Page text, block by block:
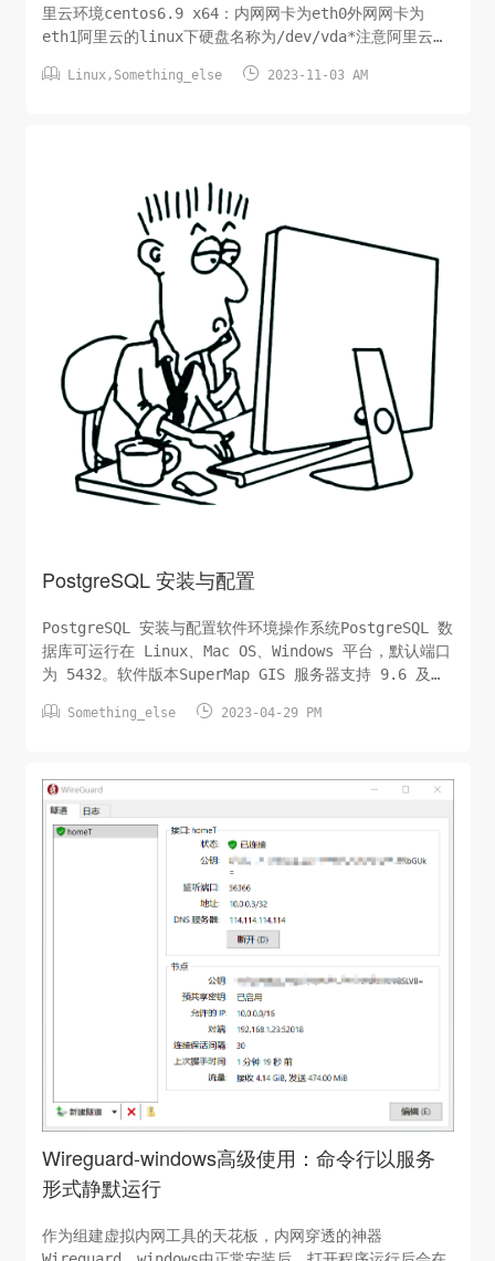
里云环境centos6.9 x64：内网网卡为eth0外网网卡为
eth1阿里云的linux下硬盘名称为/dev/vda*注意阿里云的
ROS：chr-6.39.2.img版本内网网卡为ether1外网网卡为
 Linux , Something_else  2023-11-03 AM
PostgreSQL 安装与配置
PostgreSQL 安装与配置软件环境操作系统PostgreSQL 数
据库可运行在 Linux、Mac OS、Windows 平台，默认端口
为 5432。软件版本SuperMap GIS 服务器支持 9.6 及以
PostgreSQLPostgreSQL 为 Windows 操作系统提供了基
 Something_else  2023-04-29 PM
Wireguard-windows高级使用：命令行以服务
形式静默运行
作为组建虚拟内网工具的天花板，内网穿透的神器